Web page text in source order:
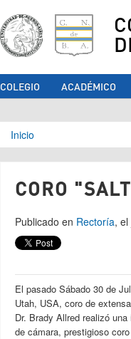
COLEGIO ACADÉMICO
Se
Inicio
CORO
Publicado en Rectoría,
El pasado Sábado 30 de
Utah, USA, coro de
Dr. Brady Allred realizó
de cámara, prestigioso